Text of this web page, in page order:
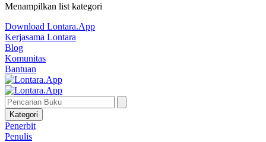
Menampilkan list kategori
Download Lontara.App
Kerjasama Lontara
Blog
Komunitas
Bantuan
Kategori
Penerbit
Penulis